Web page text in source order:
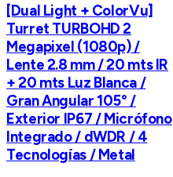
[Dual Light + ColorVu]
Turret TURBOHD 2
Megapixel (1080p) /
Lente 2.8 mm / 20 mts IR
+ 20 mts Luz Blanca /
Gran Angular 105° /
Exterior IP67 / Micrófono
Integrado / dWDR / 4
Tecnologías / Metal